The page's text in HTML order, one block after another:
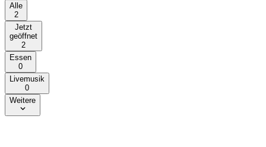
Alle
2
Jetzt
geöffnet
2
Essen
0
Livemusik
0
Weitere